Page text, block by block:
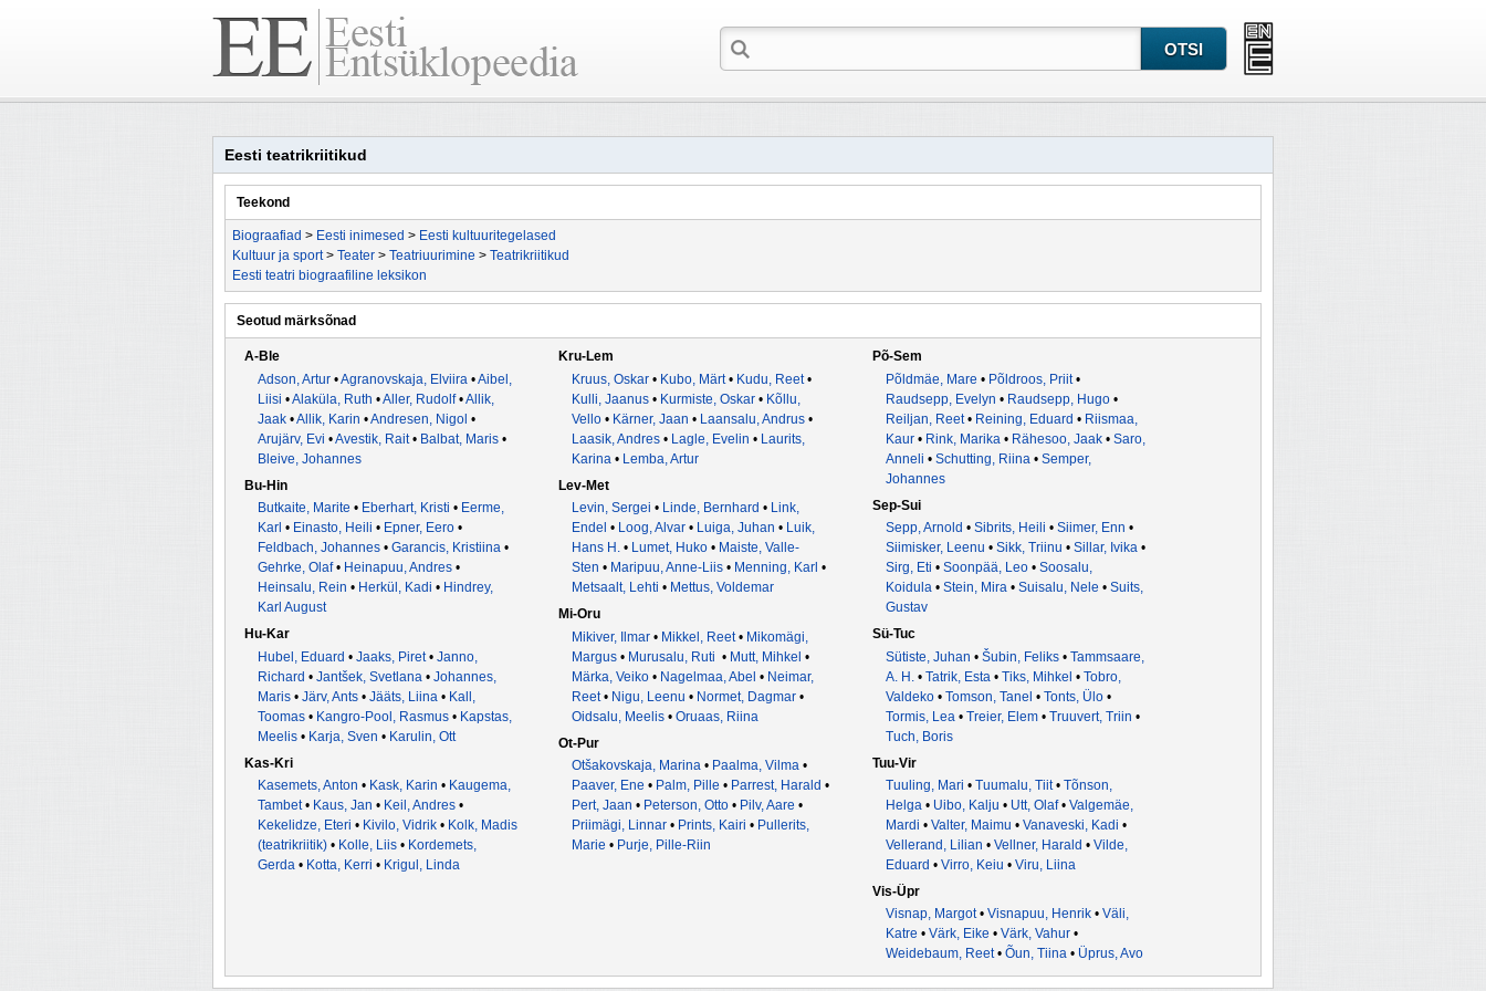
Eesti teatrikriitikud
Teekond
Biograafiad > Eesti inimesed > Eesti kultuuritegelased
Kultuur ja sport> Teater > Teatriuurimine > Teatrikriitikud
Eesti teatri biograafiline leksikon
Seotud märksõnad
A-Ble
Adson, Artur •Agranovskaja, Elviira •Aibel,
Liisi •Alaküla, Ruth •Aller, Rudolf•Allik,
Jaak •Allik, Karin •Andresen, Nigol •
Arujärv, Evi •Avestik, Rait• Balbat, Maris •
Bleive, Johannes
Bu-Hin
Butkaite, Marite • Eberhart, Kristi • Eerme,
Karl • Einasto, Heili • Epner, Eero •
Feldbach, Johannes • Garancis, Kristiina •
Gehrke, Olaf• Heinapuu, Andres •
Heinsalu, Rein • Herkül, Kadi • Hindrey,
Karl August
Hu-Kar
Hubel, Eduard • Jaaks, Piret• Janno,
Richard • Jantšek, Svetlana • Johannes,
Maris • Järv, Ants • Jääts, Liina • Kall,
Toomas • Kangro-Pool, Rasmus • Kapstas,
Meelis • Karja, Sven • Karulin, Ott
Kas-Kri
Kasemets, Anton • Kask, Karin • Kaugema,
Tambet• Kaus, Jan • Keil, Andres •
Kekelidze, Eteri • Kivilo, Vidrik • Kolk, Madis
(teatrikriitik) • Kolle, Liis • Kordemets,
Gerda • Kotta, Kerri • Krigul, Linda
Kru-Lem
Kruus, Oskar • Kubo, Märt• Kudu, Reet•
Kulli, Jaanus • Kurmiste, Oskar • Kõllu,
Vello • Kärner, Jaan • Laansalu, Andrus •
Laasik, Andres • Lagle, Evelin • Laurits,
Karina • Lemba, Artur
Lev-Met
Levin, Sergei • Linde, Bernhard • Link,
Endel • Loog, Alvar • Luiga, Juhan • Luik,
Hans H. • Lumet, Huko • Maiste, Valle-
Sten • Maripuu, Anne-Liis • Menning, Karl •
Metsaalt, Lehti • Mettus, Voldemar
Mi-Oru
Mikiver, Ilmar • Mikkel, Reet• Mikomägi,
Margus • Murusalu, Ruti • Mutt, Mihkel •
Märka, Veiko • Nagelmaa, Abel • Neimar,
Reet• Nigu, Leenu • Normet, Dagmar •
Oidsalu, Meelis • Oruaas, Riina
Ot-Pur
Otšakovskaja, Marina • Paalma, Vilma •
Paaver, Ene • Palm, Pille • Parrest, Harald •
Pert, Jaan • Peterson, Otto • Pilv, Aare •
Priimägi, Linnar • Prints, Kairi • Pullerits,
Marie • Purje, Pille-Riin
Põ-Sem
Põldmäe, Mare • Põldroos, Priit•
Raudsepp, Evelyn • Raudsepp, Hugo •
Reiljan, Reet• Reining, Eduard • Riismaa,
Kaur • Rink, Marika • Rähesoo, Jaak • Saro,
Anneli • Schutting, Riina • Semper,
Johannes
Sep-Sui
Sepp, Arnold • Sibrits, Heili • Siimer, Enn •
Siimisker, Leenu • Sikk, Triinu • Sillar, Ivika •
Sirg, Eti • Soonpää, Leo • Soosalu,
Koidula • Stein, Mira • Suisalu, Nele • Suits,
Gustav
Sü-Tuc
Sütiste, Juhan • Šubin, Feliks • Tammsaare,
A. H. • Tatrik, Esta • Tiks, Mihkel • Tobro,
Valdeko • Tomson, Tanel • Tonts, Ülo •
Tormis, Lea • Treier, Elem • Truuvert, Triin •
Tuch, Boris
Tuu-Vir
Tuuling, Mari • Tuumalu, Tiit• Tõnson,
Helga • Uibo, Kalju • Utt, Olaf• Valgemäe,
Mardi • Valter, Maimu • Vanaveski, Kadi •
Vellerand, Lilian • Vellner, Harald • Vilde,
Eduard • Virro, Keiu • Viru, Liina
Vis-Üpr
Visnap, Margot• Visnapuu, Henrik • Väli,
Katre • Värk, Eike • Värk, Vahur •
Weidebaum, Reet• Õun, Tiina • Üprus, Avo